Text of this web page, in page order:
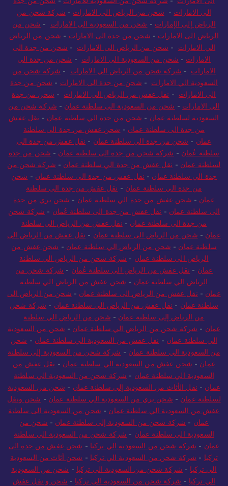
الى الامارات - شحن من الرياض الى الامارات - شركة شحن من
الرياض إلى الإمارات - شحن من السعودية الى الامارات - شحن من
الرياض الى الامارات - شحن من جدة الى الامارات - شحن من الرياض
الي الامارات - شحن من الرياض الى الامارات - شحن من جدة الى
الامارات - شحن من السعودية الى الامارات - شحن من جدة الى
الامارات - شركة شحن من الرياض الي الامارات - شركة شحن من
السعودية الي الامارات - شحن من جدة الى الامارات - شحن من جدة
الى الامارات - نقل عفش من الرياض الى الامارات - شحن من جدة
الى الامارات - شحن من السعودية الى سلطنة عمان - شركة شحن من
السعودية لسلطنة عمان - شحن من جدة الي سلطنة عمان - نقل عفش
من جدة الى سلطنة عمان - شحن عفش من جدة الى سلطنة
عمان - شحن من جدة الى سلطنة عمان - نقل عفش من جدة الى
سلطنة عُمان - شركة شحن من جدة الى سلطنة عمان - شحن من جدة
لسلطنة عمان - نقل عفش من جدة الي سلطنة عمان - شركة شحن من
جدة الي سلطنة عمان - نقل عفش من جدة الى سلطنة عمان - شحن
من جدة الي سلطنة عمان - نقل عفش من جدة الى سلطنة
عمان - شحن عفش من جدة الي سلطنة عمان - شحن بري من جدة
الى سلطنة عمان - نقل عفش من جدة الى سلطنة عُمان - شركة شحن
من جدة الي سلطنة عمان - نقل عفش من الرياض الى سلطنة
عمان - شحن من الرياض الى سلطنة عمان - نقل عفش من الرياض الى
سلطنة عمان - شحن من الرياض الي سلطنة عمان - شحن عفش من
الرياض الى سلطنة عمان - شركة شحن من الرياض الي سلطنة
عمان - نقل عفش من الرياض الى سلطنة عُمان - شركة شحن من
الرياض الي سلطنة عمان - شحن عفش من الرياض الي سلطنة
عمان - نقل عفش من الرياض الى سلطنة عمان - شحن من الرياض الى
سلطنة عمان - نقل عفش من الرياض الى سلطنة عمان - شركة شحن
من الرياض إلى سلطنة عمان - شحن من الرياض الي سلطنة
عمان - شركة شحن من الرياض الي سلطنة عمان - شحن من السعودية
الي سلطنة عمان - نقل عفش من السعودية الي سلطنة عمان - شحن
من السعودية الي سلطنة عمان - شركة شحن من السعودية إلى سلطنة
عمان - شحن عفش من السعودية الي سلطنة عمان - نقل عفش من
السعودية الي سلطنة عمان - شركة شحن من السعودية الي سلطنة
عمان - نقل الأثاث من السعودية إلى سلطنة عمان - شحن من السعودية
لسلطنة عمان - شحن بري من السعودية الي سلطنة عمان - شحن ونقل
عفش من السعودية الي سلطنة عمان - شحن من السعودية الى سلطنة
عمان - شركة شحن من السعودية إلى سلطنة عمان - شحن من
السعودية الي سلطنة عمان - شركة شحن من السعودية الي سلطنة
عمان - شركة شحن من السعودية الي تركيا - شحن عفش من جدة الى
تركيا - شركة شحن من السعودية الي تركيا - شحن أثاث من السعودية
الى تركيا - شركة شحن من السعودية الي تركيا - شحن من السعودية
الي تركيا - شركة شحن من السعودية الى تركيا - شحن و نقل عفش